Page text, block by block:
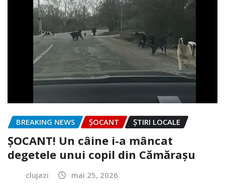
BREAKING NEWS ȘOCANT ȘTIRI LOCALE
ȘOCANT! Un câine i-a mâncat
degetele unui copil din Cămărașu
clujazi mai 25, 2026